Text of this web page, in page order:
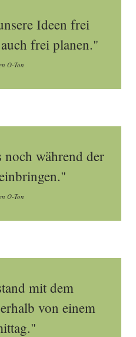
Ideen frei
frei planen."
O-Ton
während der
O-Ton
mit dem
von einem